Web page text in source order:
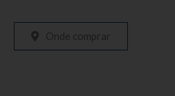
Onde comprar